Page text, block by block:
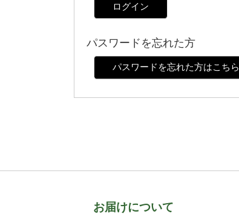
ログイン
パスワードを忘れた方
パスワードを忘れた方はこちら